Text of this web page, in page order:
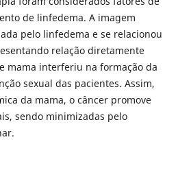
de linfedema. A imagem
pelo linfedema e se relacionou
relação diretamente
mama interferiu na formação da
sexual das pacientes. Assim,
da mama, o câncer promove
sendo minimizadas pelo